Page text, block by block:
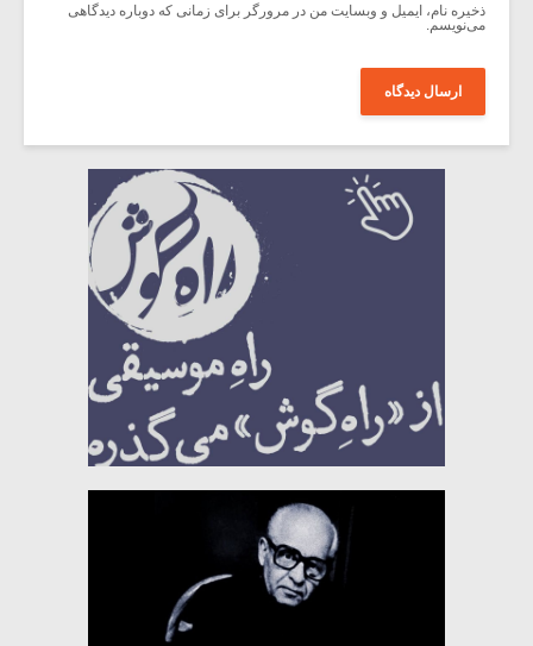
ذخیره نام، ایمیل و وبسایت من در مرورگر برای زمانی که دوباره دیدگاهی
می‌نویسم.